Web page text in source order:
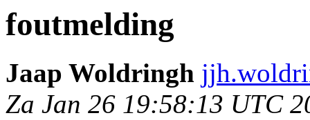
foutmelding
Jaap Woldringh
Za Jan 26 19:58:13 UTC